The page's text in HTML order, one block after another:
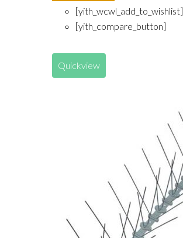
[yith_wcwl_add_to_wishlist]
[yith_compare_button]
Quickview